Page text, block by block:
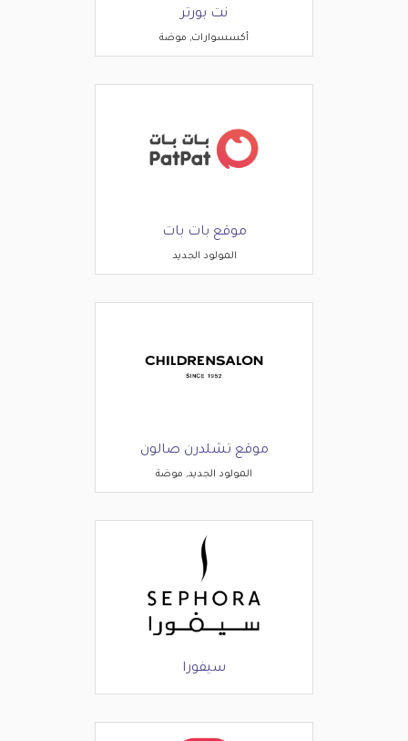
نت بورتر
أكسسوارات, موضة
موقع بات بات
المولود الجديد
موقع تشلدرن صالون
المولود الجديد, موضة
سيفورا